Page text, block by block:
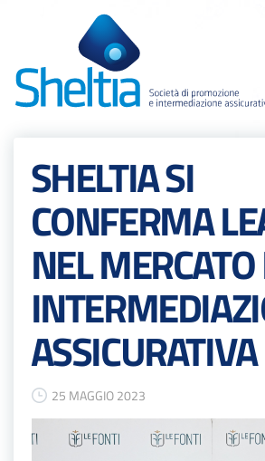
SHELTIA SI
CONFERMA
NEL
ASSICURATIVA
25 MAGGIO 2023
Previous